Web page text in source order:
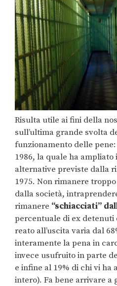
Risulta utile ai fini della
sull’ultima grande svolta
funzionamento delle
1986, la quale ha
alternative previste dalla
1975. Non rimanere
dalla società,
rimanere “schiacciati”
percentuale di ex
reato all’uscita varia dal
interamente la pena in
invece usufruito in parte
e infine al 19% di chi vi ha
intero). Fa bene arrivare a